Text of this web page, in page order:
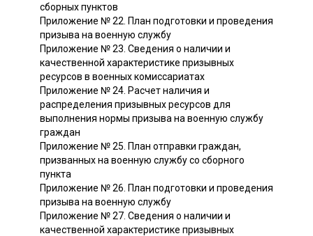
сборных пунктов
Приложение № 22. План подготовки и проведения
призыва на военную службу
Приложение № 23. Сведения о наличии и
качественной характеристике призывных
ресурсов в военных комиссариатах
Приложение № 24. Расчет наличия и
распределения призывных ресурсов для
выполнения нормы призыва на военную службу
граждан
Приложение № 25. План отправки граждан,
призванных на военную службу со сборного
пункта
Приложение № 26. План подготовки и проведения
призыва на военную службу
Приложение № 27. Сведения о наличии и
качественной характеристике призывных